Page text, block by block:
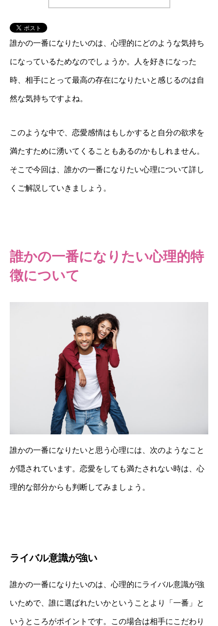
誰かの一番になりたいのは、心理的にどのような気持ち
になっているためなのでしょうか。人を好きになった
時、相手にとって最高の存在になりたいと感じるのは自
然な気持ちですよね。
このような中で、恋愛感情はもしかすると自分の欲求を
満たすために湧いてくることもあるのかもしれません。
そこで今回は、誰かの一番になりたい心理について詳し
くご解説していきましょう。
誰かの一番になりたい心理的特
徴について
誰かの一番になりたいと思う心理には、次のようなこと
が隠されています。恋愛をしても満たされない時は、心
理的な部分からも判断してみましょう。
ライバル意識が強い
誰かの一番になりたいのは、心理的にライバル意識が強
いためで、誰に選ばれたいかということより「一番」と
いうところがポイントです。この場合は相手にこだわり